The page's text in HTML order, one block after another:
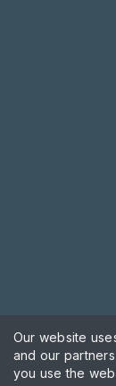
Our website
and our
you use the